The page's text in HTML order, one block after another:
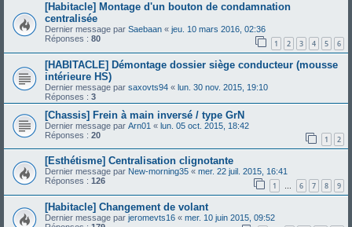
[Habitacle] Montage d'un bouton de condamnation
centralisée
Dernier message par Saebaan « jeu. 10 mars 2016, 02:36
Réponses : 80 1 2 3 4 5 6
[HABITACLE] Démontage dossier siège conducteur (mousse
intérieure HS)
Dernier message par saxovts94 « lun. 30 nov. 2015, 19:10
Réponses : 3
[Chassis] Frein à main inversé / type GrN
Dernier message par Arn01 « lun. 05 oct. 2015, 18:42
Réponses : 20 1 2
[Esthétisme] Centralisation clignotante
Dernier message par New-morning35 « mer. 22 juil. 2015, 16:41
Réponses : 126 1 … 6 7 8 9
[Habitacle] Changement de volant
Dernier message par jeromevts16 « mer. 10 juin 2015, 09:52